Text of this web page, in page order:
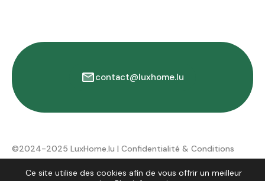
contact@luxhome.lu
©2024-2025 LuxHome.lu | Confidentialité & Conditions
d'utilisation
Ce site utilise des cookies afin de vous offrir un meilleur